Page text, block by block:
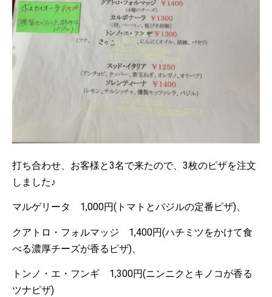
打ち合わせ、お客様と3名で来たので、3枚のピザを注文
しました♪
マルゲリータ 1,000円(トマトとバジルの定番ピザ)、
クアトロ・フォルマッジ 1,400円(ハチミツをかけて食
べる濃厚チーズが香るピザ)、
トンノ・エ・フンギ 1,300円(ニンニクとキノコが香る
ツナピザ)